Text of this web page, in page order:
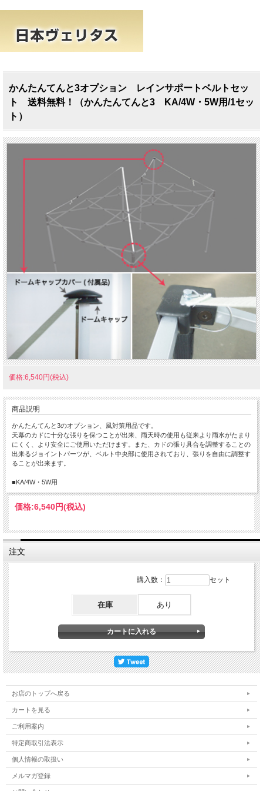
かんたんてんと3オプション レインサポートベルトセッ
ト 送料無料！（かんたんてんと3 KA/4W・5W用/1セッ
ト）
価格:6,540円(税込)
商品説明
かんたんてんと3のオプション、風対策用品です。
天幕のカドに十分な張りを保つことが出来、雨天時の使用も従来より雨水がたまり
にくく、より安全にご使用いただけます。また、カドの張り具合を調整することの
出来るジョイントパーツが、ベルト中央部に使用されており、張りを自由に調整す
ることが出来ます。
■KA/4W・5W用
価格:6,540円(税込)
注文
購入数： セット
在庫 あり
お店のトップへ戻る
カートを見る
ご利用案内
特定商取引法表示
個人情報の取扱い
メルマガ登録